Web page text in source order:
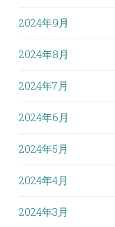
2024年9月
2024年8月
2024年7月
2024年6月
2024年5月
2024年4月
2024年3月